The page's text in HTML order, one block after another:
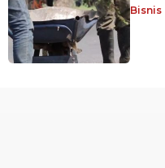
Bisnis